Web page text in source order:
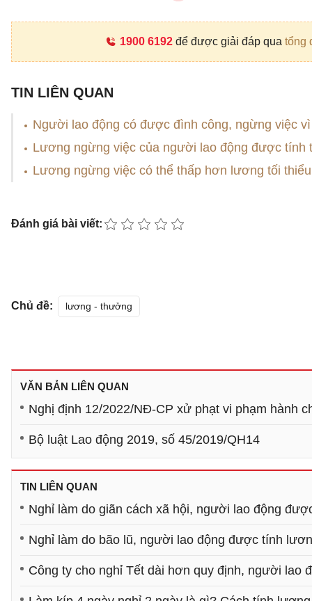
1900 6192để được giải đáp qua tổng
TIN LIÊN QUAN
Người lao động có được đình công, ngừng việc
Lương ngừng việc của người lao động được tính
Lương ngừng việc có thể thấp hơn lương tối
Đánh giá bài viết:
Chủ đề: lương - thưởng
VĂN BẢN LIÊN QUAN
Nghị định 12/2022/NĐ-CP xử phạt vi phạm hành
Bộ luật Lao động 2019, số 45/2019/QH14
TIN LIÊN QUAN
Nghỉ làm do giãn cách xã hội, người lao động
Nghỉ làm do bão lũ, người lao động được tính
Công ty cho nghỉ Tết dài hơn quy định, người lao